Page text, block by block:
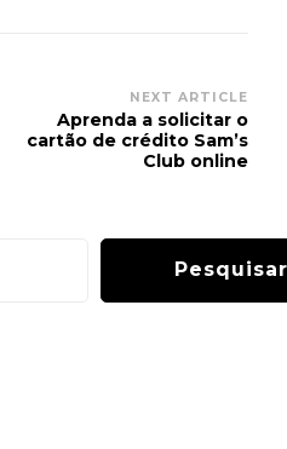
NEXT ARTICLE
Aprenda a solicitar o
cartão de crédito Sam’s
Club online
Pesquisar